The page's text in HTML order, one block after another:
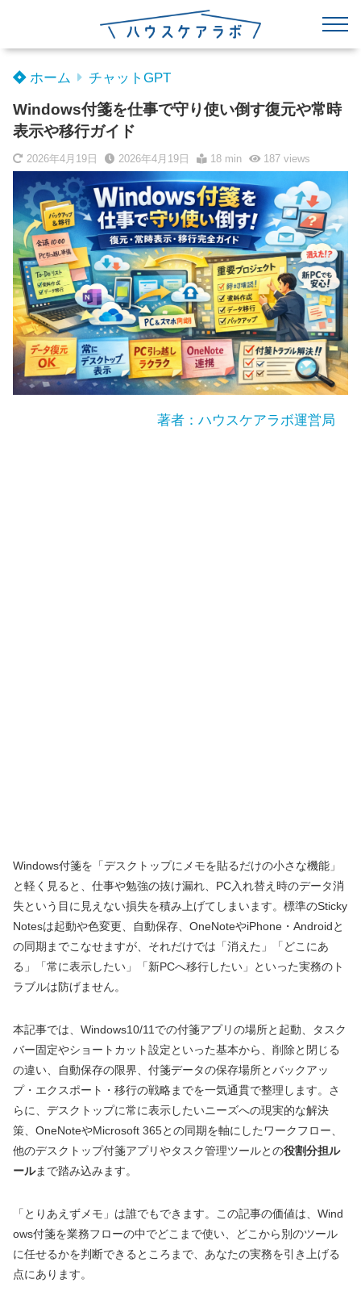
ホーム チャットGPT
Windows付箋を仕事で守り使い倒す復元や常時
表示や移行ガイド
2026年4月19日 2026年4月19日 18 min 187 views
著者：ハウスケアラボ運営局
Windows付箋を「デスクトップにメモを貼るだけの小さな機能」
と軽く見ると、仕事や勉強の抜け漏れ、PC入れ替え時のデータ消
失という目に見えない損失を積み上げてしまいます。標準のSticky
Notesは起動や色変更、自動保存、OneNoteやiPhone・Androidと
の同期までこなせますが、それだけでは「消えた」「どこにあ
る」「常に表示したい」「新PCへ移行したい」といった実務のト
ラブルは防げません。
本記事では、Windows10/11での付箋アプリの場所と起動、タスク
バー固定やショートカット設定といった基本から、削除と閉じる
の違い、自動保存の限界、付箋データの保存場所とバックアッ
プ・エクスポート・移行の戦略までを一気通貫で整理します。さ
らに、デスクトップに常に表示したいニーズへの現実的な解決
策、OneNoteやMicrosoft 365との同期を軸にしたワークフロー、
他のデスクトップ付箋アプリやタスク管理ツールとの役割分担ル
ールまで踏み込みます。
「とりあえずメモ」は誰でもできます。この記事の価値は、Wind
ows付箋を業務フローの中でどこまで使い、どこから別のツール
に任せるかを判断できるところまで、あなたの実務を引き上げる
点にあります。